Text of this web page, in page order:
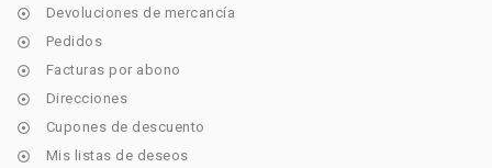
 Devoluciones de mercancía
 Pedidos
 Facturas por abono
 Direcciones
 Cupones de descuento
 Mis listas de deseos